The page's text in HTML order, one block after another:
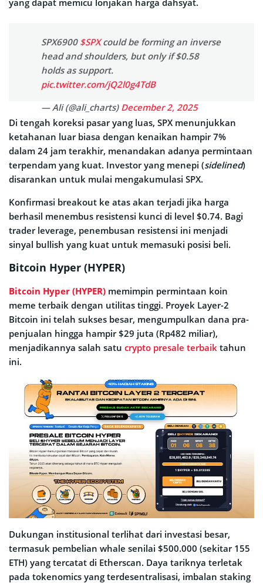
SPX6900 $SPXcould be forming an inverse
head and shoulders, but only if $0.58
holds as support.
pic.twitter.com/jQ2l0g4TdB
— Ali (@ali_charts) December 2, 2025
Di tengah koreksi pasar yang luas, SPX menunjukkan
ketahanan luar biasa dengan kenaikan hampir 7%
dalam 24 jam terakhir, menandakan adanya permintaan
terpendam yang kuat. Investor yang menepi (sidelined)
disarankan untuk mulai mengakumulasi SPX.
Konfirmasi breakout ke atas akan terjadi jika harga
berhasil menembus resistensi kunci di level $0.74. Bagi
trader leverage, penembusan resistensi ini menjadi
sinyal bullish yang kuat untuk memasuki posisi beli.
Bitcoin Hyper (HYPER)
Bitcoin Hyper (HYPER) memimpin permintaan koin
meme terbaik dengan utilitas tinggi. Proyek Layer-2
Bitcoin ini telah sukses besar, mengumpulkan dana pra-
penjualan hingga hampir $29 juta (Rp482 miliar),
menjadikannya salah satu crypto presale terbaik tahun
ini.
Dukungan institusional terlihat dari investasi besar,
termasuk pembelian whale senilai $500.000 (sekitar 155
ETH) yang tercatat di Etherscan. Daya tariknya terletak
pada tokenomics yang terdesentralisasi, imbalan staking